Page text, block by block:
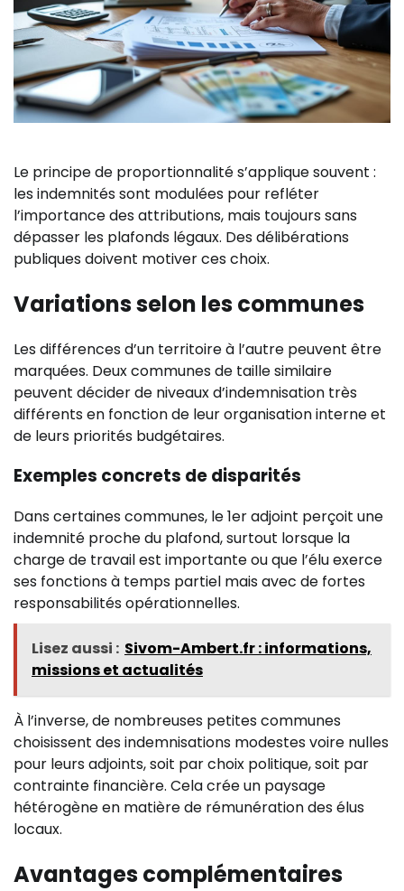
Le principe de proportionnalité s’applique souvent :
les indemnités sont modulées pour refléter
l’importance des attributions, mais toujours sans
dépasser les plafonds légaux. Des délibérations
publiques doivent motiver ces choix.
Variations selon les communes
Les différences d’un territoire à l’autre peuvent être
marquées. Deux communes de taille similaire
peuvent décider de niveaux d’indemnisation très
différents en fonction de leur organisation interne et
de leurs priorités budgétaires.
Exemples concrets de disparités
Dans certaines communes, le 1er adjoint perçoit une
indemnité proche du plafond, surtout lorsque la
charge de travail est importante ou que l’élu exerce
ses fonctions à temps partiel mais avec de fortes
responsabilités opérationnelles.
Lisez aussi : Sivom-Ambert.fr : informations,
missions et actualités
À l’inverse, de nombreuses petites communes
choisissent des indemnisations modestes voire nulles
pour leurs adjoints, soit par choix politique, soit par
contrainte financière. Cela crée un paysage
hétérogène en matière de rémunération des élus
locaux.
Avantages complémentaires